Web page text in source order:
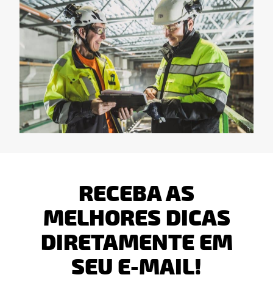
RECEBA AS
MELHORES DICAS
DIRETAMENTE EM
SEU E-MAIL!